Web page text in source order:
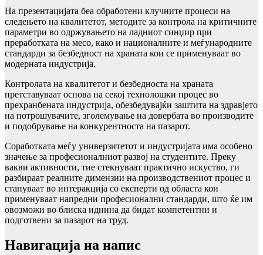
На презентацијата беа обработени клучните процеси на
следењето на квалитетот, методите за контрола на критичните
параметри во одржувањето на ладниот синџир при
преработката на месо, како и националните и меѓународните
стандарди за безбедност на храната кои се применуваат во
модерната индустрија.
Контролата на квалитетот и безбедноста на храната
претставуваат основа на секој технолошки процес во
прехранбената индустрија, обезбедувајќи заштита на здравјето
на потрошувачите, зголемување на довербата во производите
и подобрување на конкурентноста на пазарот.
Соработката меѓу универзитетот и индустријата има особено
значење за професионалниот развој на студентите. Преку
вакви активности, тие стекнуваат практично искуство, ги
разбираат реалните димензии на производствениот процес и
стапуваат во интеракција со експерти од областа кои
применуваат напредни професионални стандарди, што ќе им
овозможи во блиска иднина да бидат компетентни и
подготвени за пазарот на труд.
Навигација на напис